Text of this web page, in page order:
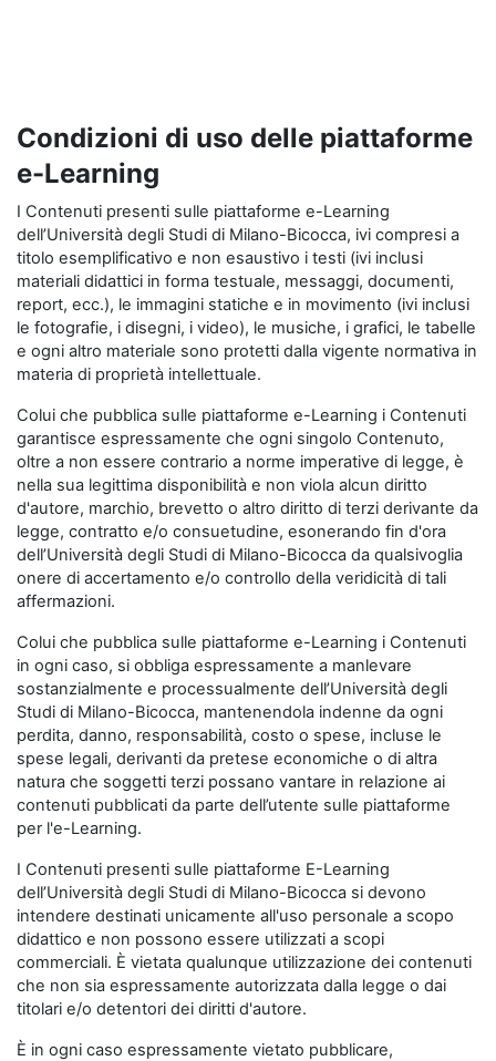
Condizioni di uso delle piattaforme
e-Learning
I Contenuti presenti sulle piattaforme e-Learning
dell’Università degli Studi di Milano-Bicocca, ivi compresi a
titolo esemplificativo e non esaustivo i testi (ivi inclusi
materiali didattici in forma testuale, messaggi, documenti,
report, ecc.), le immagini statiche e in movimento (ivi inclusi
le fotografie, i disegni, i video), le musiche, i grafici, le tabelle
e ogni altro materiale sono protetti dalla vigente normativa in
materia di proprietà intellettuale.
Colui che pubblica sulle piattaforme e-Learning i Contenuti
garantisce espressamente che ogni singolo Contenuto,
oltre a non essere contrario a norme imperative di legge, è
nella sua legittima disponibilità e non viola alcun diritto
d'autore, marchio, brevetto o altro diritto di terzi derivante da
legge, contratto e/o consuetudine, esonerando fin d'ora
dell’Università degli Studi di Milano-Bicocca da qualsivoglia
onere di accertamento e/o controllo della veridicità di tali
affermazioni.
Colui che pubblica sulle piattaforme e-Learning i Contenuti
in ogni caso, si obbliga espressamente a manlevare
sostanzialmente e processualmente dell’Università degli
Studi di Milano-Bicocca, mantenendola indenne da ogni
perdita, danno, responsabilità, costo o spese, incluse le
spese legali, derivanti da pretese economiche o di altra
natura che soggetti terzi possano vantare in relazione ai
contenuti pubblicati da parte dell’utente sulle piattaforme
per l'e-Learning.
I Contenuti presenti sulle piattaforme E-Learning
dell’Università degli Studi di Milano-Bicocca si devono
intendere destinati unicamente all'uso personale a scopo
didattico e non possono essere utilizzati a scopi
commerciali. È vietata qualunque utilizzazione dei contenuti
che non sia espressamente autorizzata dalla legge o dai
titolari e/o detentori dei diritti d'autore.
È in ogni caso espressamente vietato pubblicare,